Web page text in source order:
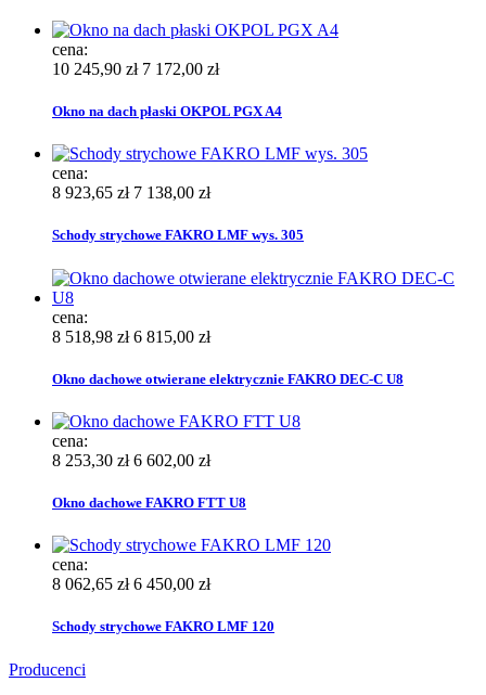
cena:
10 245,90 zł 7 172,00 zł
Okno na dach płaski OKPOL PGX A4
cena:
8 923,65 zł 7 138,00 zł
Schody strychowe FAKRO LMF wys. 305
cena:
8 518,98 zł6 815,00 zł
Okno dachowe otwierane elektrycznie FAKRO DEC-C U8
cena:
8 253,30 zł6 602,00 zł
Okno dachowe FAKRO FTT U8
cena:
8 062,65 zł6 450,00 zł
Schody strychowe FAKRO LMF 120
Producenci